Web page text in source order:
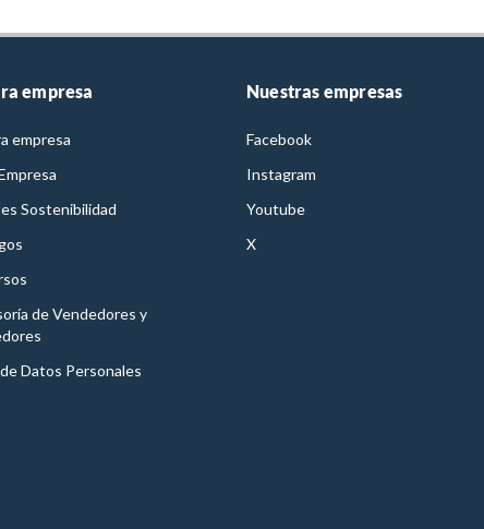
empresa
empresa
Sostenibilidad
de Vendedores y
Datos Personales
Nuestras empresas
Facebook
Instagram
Youtube
X